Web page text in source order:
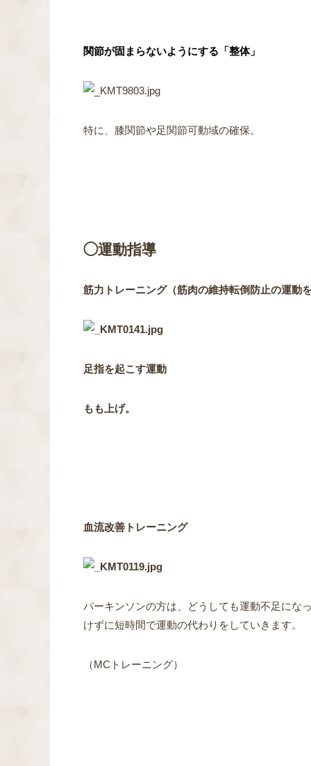
関節が固まらないようにする 「整体」
特に、膝関節や足関節可動域の確保。
◯運動指導
筋力トレーニング（筋肉の維持転倒防止の運動
足指を起こす運動
もも上げ。
血流改善トレーニング
パーキンソンの方は、どうしても運動不足にな
けずに短時間で運動の代わりをしていきます。
（MCトレーニング）